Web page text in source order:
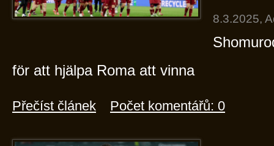
8.3.2025,
för att hjälpa Roma att vinna
Přečíst článek Počet komentářů: 0